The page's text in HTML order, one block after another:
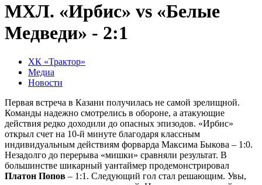
МХЛ. «Ирбис» vs «Белые
Медведи» - 2:1
ХК «Трактор»
Медиа
Новости
Первая встреча в Казани получилась не самой зрелищной.
Команды надежно смотрелись в обороне, а атакующие
действия редко доходили до опасных эпизодов. «Ирбис»
открыл счет на 10-й минуте благодаря классным
индивидуальным действиям форварда Максима Быкова – 1:0.
Незадолго до перерыва «мишки» сравняли результат. В
большинстве шикарный уантаймер продемонстрировал
Платон Попов – 1:1. Следующий гол стал решающим. Увы,